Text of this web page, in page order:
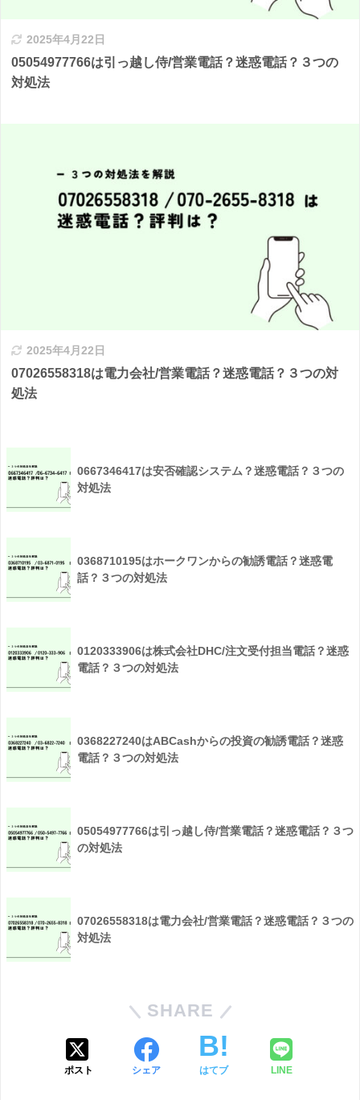
2025年4月22日
05054977766は引っ越し侍/営業電話？迷惑電話？３つの
対処法
2025年4月22日
07026558318は電力会社/営業電話？迷惑電話？３つの対
処法
0667346417は安否確認システム？迷惑電話？３つの
対処法
0368710195はホークワンからの勧誘電話？迷惑電
話？３つの対処法
0120333906は株式会社DHC/注文受付担当電話？迷惑
電話？３つの対処法
0368227240はABCashからの投資の勧誘電話？迷惑
電話？３つの対処法
05054977766は引っ越し侍/営業電話？迷惑電話？３つ
の対処法
07026558318は電力会社/営業電話？迷惑電話？３つの
対処法
SHARE
ポスト シェア はてブ LINE